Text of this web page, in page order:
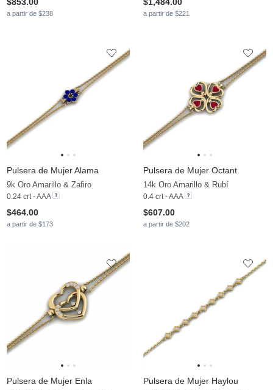
a partir de $238 a partir de $221
Pulsera de Mujer Alama
9k Oro Amarillo & Zafiro
0.24 crt - AAA
$464.00
a partir de $173
Pulsera de Mujer Octant
14k Oro Amarillo & Rubí
0.4 crt - AAA
$607.00
a partir de $202
Pulsera de Mujer Enla Pulsera de Mujer Haylou